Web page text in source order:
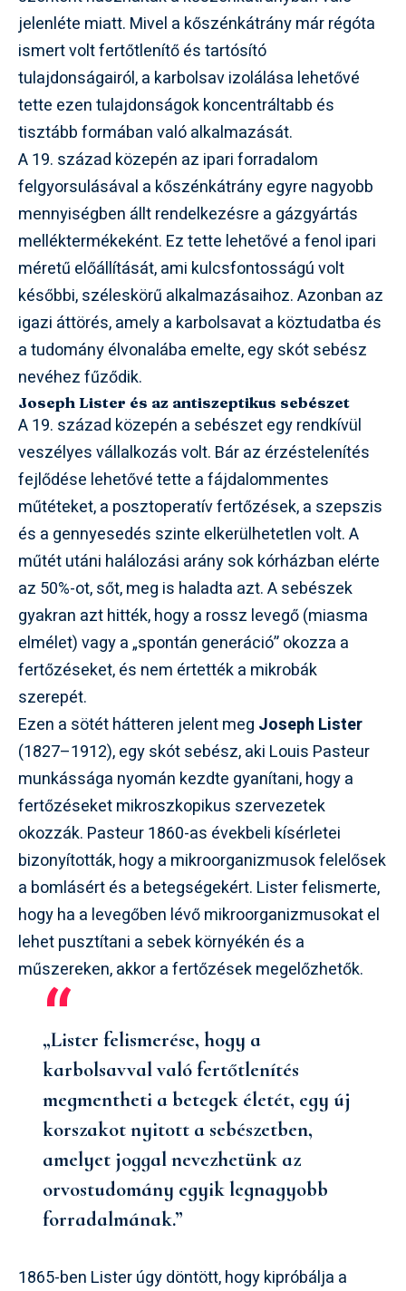
jelenléte miatt. Mivel a kőszénkátrány már régóta
ismert volt fertőtlenítő és tartósító
tulajdonságairól, a karbolsav izolálása lehetővé
tette ezen tulajdonságok koncentráltabb és
tisztább formában való alkalmazását.
A 19. század közepén az ipari forradalom
felgyorsulásával a kőszénkátrány egyre nagyobb
mennyiségben állt rendelkezésre a gázgyártás
melléktermékeként. Ez tette lehetővé a fenol ipari
méretű előállítását, ami kulcsfontosságú volt
későbbi, széleskörű alkalmazásaihoz. Azonban az
igazi áttörés, amely a karbolsavat a köztudatba és
a tudomány élvonalába emelte, egy skót sebész
nevéhez fűződik.
Joseph Lister és az antiszeptikus sebészet
A 19. század közepén a sebészet egy rendkívül
veszélyes vállalkozás volt. Bár az érzéstelenítés
fejlődése lehetővé tette a fájdalommentes
műtéteket, a posztoperatív fertőzések, a szepszis
és a gennyesedés szinte elkerülhetetlen volt. A
műtét utáni halálozási arány sok kórházban elérte
az 50%-ot, sőt, meg is haladta azt. A sebészek
gyakran azt hitték, hogy a rossz levegő (miasma
elmélet) vagy a „spontán generáció” okozza a
fertőzéseket, és nem értették a mikrobák
szerepét.
Ezen a sötét hátteren jelent meg Joseph Lister
(1827–1912), egy skót sebész, aki Louis Pasteur
munkássága nyomán kezdte gyanítani, hogy a
fertőzéseket mikroszkopikus szervezetek
okozzák. Pasteur 1860-as évekbeli kísérletei
bizonyították, hogy a mikroorganizmusok felelősek
a bomlásért és a betegségekért. Lister felismerte,
hogy ha a levegőben lévő mikroorganizmusokat el
lehet pusztítani a sebek környékén és a
műszereken, akkor a fertőzések megelőzhetők.
„Lister felismerése, hogy a
karbolsavval való fertőtlenítés
megmentheti a betegek életét, egy új
korszakot nyitott a sebészetben,
amelyet joggal nevezhetünk az
orvostudomány egyik legnagyobb
forradalmának.”
1865-ben Lister úgy döntött, hogy kipróbálja a